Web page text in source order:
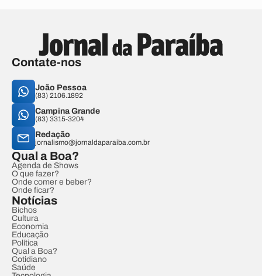
Contate-nos
João Pessoa
(83) 2106.1892
Campina Grande
(83) 3315-3204
Redação
jornalismo@jornaldaparaiba.com.br
Qual a Boa?
Agenda de Shows
O que fazer?
Onde comer e beber?
Onde ficar?
Notícias
Bichos
Cultura
Economia
Educação
Política
Qual a Boa?
Cotidiano
Saúde